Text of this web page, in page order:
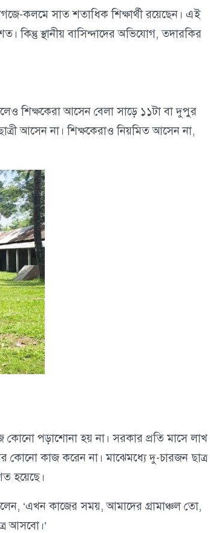
কলমে সাত শতাধিক শিক্ষার্থী রয়েছেন। এই
কিন্তু স্থানীয় বাসিন্দাদের অভিযোগ, তদারকির
শিক্ষকেরা আসেন বেলা সাড়ে ১১টা বা দুপুর
আসেন না। শিক্ষকেরাও নিয়মিত আসেন না,
পড়াশোনা হয় না। সরকার প্রতি মাসে লাখ
কোনো কাজ করেন না। মাঝেমধ্যে দু-চারজন ছাত্র
হয়েছে।
‘এখন কাজের সময়, আমাদের গ্রামাঞ্চল তো,
আসবো।’